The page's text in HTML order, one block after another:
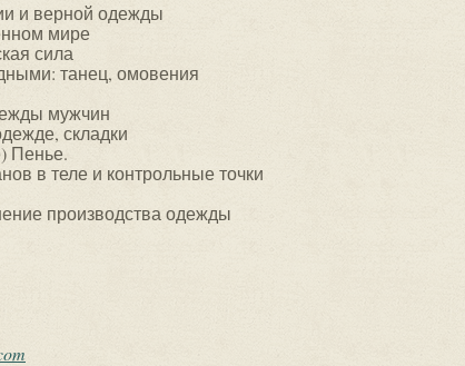
и верной одежды
мире
сила
танец, омовения
мужчин
складки
Пенье.
в теле и контрольные точки
производства одежды